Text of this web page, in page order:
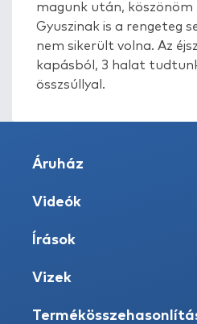
magunk után,
Gyuszinak is a rengeteg
nem sikerült volna. Az
kapásból, 3 halat
összsúllyal.
Áruház
Videók
Írások
Vizek